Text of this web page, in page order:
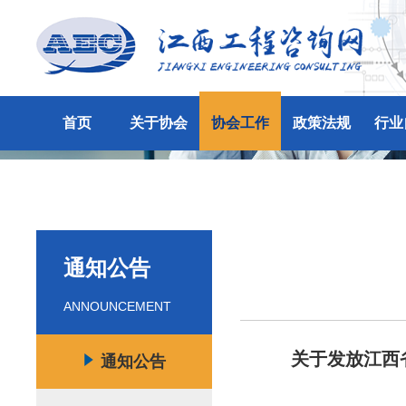
首页 关于协会 协会工作 政策法规 行
通知公告
ANNOUNCEMENT
通知公告 关于发放江西